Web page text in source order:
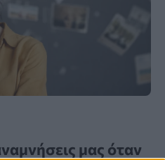
μας όταν